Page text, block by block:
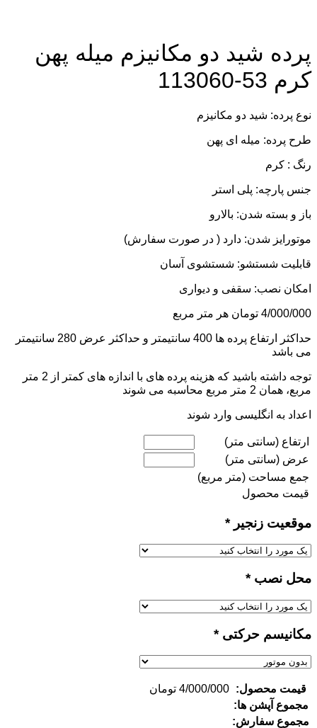
پرده شید دو مکانیزم میله پهن
کرم 53-113060
نوع پرده: شید دو مکانیزم
طرح پرده: میله ای پهن
رنگ : کرم
جنس پارچه: پلی استر
باز و بسته شدن: بالارو
موتورایز شدن: دارد ( در صورت سفارش)
قابلیت شستشو: شستشوی آسان
امکان نصب: سقفی و دیواری
4/000/000 تومان هر متر مربع
حداکثر ارتفاع پرده ها 400 سانتیمتر و حداکثر عرض 280 سانتیمتر
می باشد
توجه داشته باشید که هزینه پرده های با اندازه های کمتر از 2 متر
مربع، همان 2 متر مربع محاسبه می شوند
اعداد به انگلیسی وارد شوند
ارتفاع (سانتی متر)
عرض (سانتی متر)
جمع مساحت (متر مربع)
قیمت محصول
موقعیت زنجیر *
محل نصب *
مکانیسم حرکتی *
قیمت محصول: 4/000/000 تومان
مجموع آپشن ها:
مجموع سفارش: